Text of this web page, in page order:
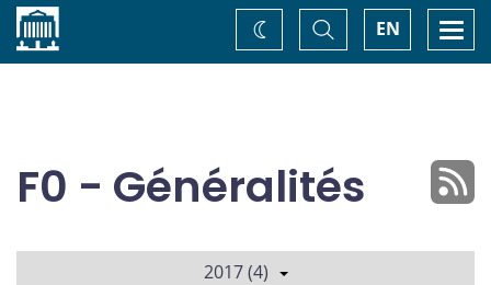
Accueil EN
Basculer
la
recherche
Changez
de
F0 - Généralités
2017 (4)